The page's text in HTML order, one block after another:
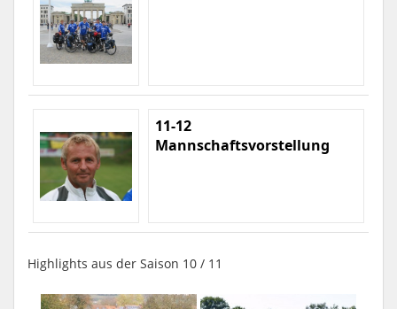
11-12
Mannschaftsvorstellung
Highlights aus der Saison 10 / 11